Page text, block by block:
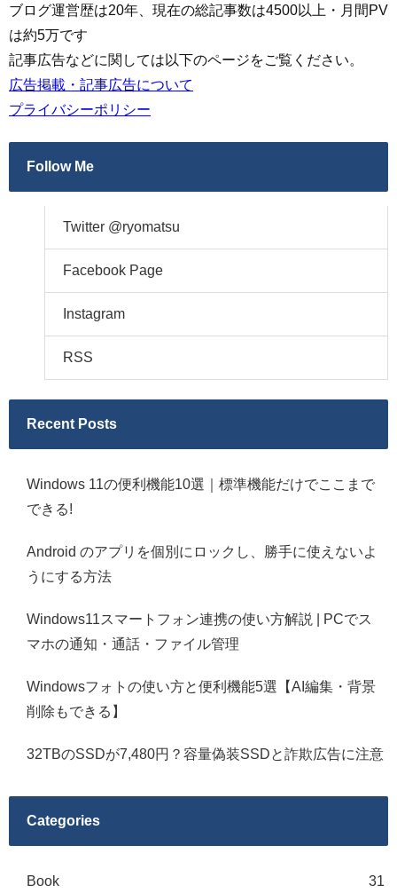
ブログ運営歴は20年、現在の総記事数は4500以上・月間PV
は約5万です
記事広告などに関しては以下のページをご覧ください。
広告掲載・記事広告について
プライバシーポリシー
Follow Me
Twitter @ryomatsu
Facebook Page
Instagram
RSS
Recent Posts
Windows 11の便利機能10選｜標準機能だけでここまで
できる!
Android のアプリを個別にロックし、勝手に使えないよ
うにする方法
Windows11スマートフォン連携の使い方解説 | PCでス
マホの通知・通話・ファイル管理
Windowsフォトの使い方と便利機能5選【AI編集・背景
削除もできる】
32TBのSSDが7,480円？容量偽装SSDと詐欺広告に注意
Categories
Book 31